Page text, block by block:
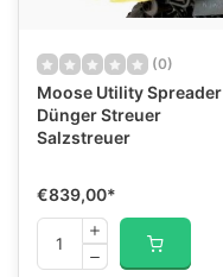
(0)
Moose Utility Spreader
Dünger Streuer
Salzstreuer
€839,00*